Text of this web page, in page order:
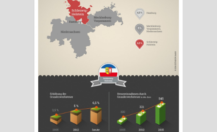
Niedersachsen
Nordrhein-Westfalen
Rheinland-Pfalz
Saarland